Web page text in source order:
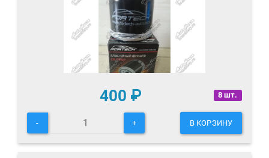
8 шт.
400 ₽
- + В КОРЗИНУ